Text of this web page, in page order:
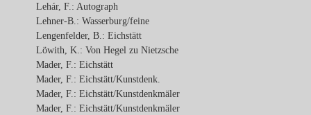
Lehár, F.: Autograph
Lehner-B.: Wasserburg/feine
Lengenfelder, B.: Eichstätt
Löwith, K.: Von Hegel zu Nietzsche
Mader, F.: Eichstätt
Mader, F.: Eichstätt/Kunstdenk.
Mader, F.: Eichstätt/Kunstdenkmäler
Mader, F.: Eichstätt/Kunstdenkmäler